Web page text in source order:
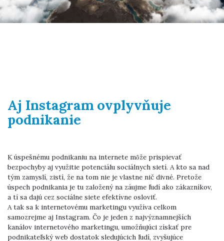
Aj Instagram ovplyvňuje
podnikanie
K úspešnému podnikaniu na internete môže prispievať
bezpochyby aj využitie potenciálu sociálnych sietí. A kto sa nad
tým zamyslí, zistí, že na tom nie je vlastne nič divné. Pretože
úspech podnikania je tu založený na záujme ľudí ako zákazníkov,
a tí sa dajú cez sociálne siete efektívne osloviť.
A tak sa k internetovému marketingu využíva celkom
samozrejme aj Instagram. Čo je jeden z najvýznamnejších
kanálov internetového marketingu, umožňujúci získať pre
podnikateľský web dostatok sledujúcich ľudí, zvyšujúce